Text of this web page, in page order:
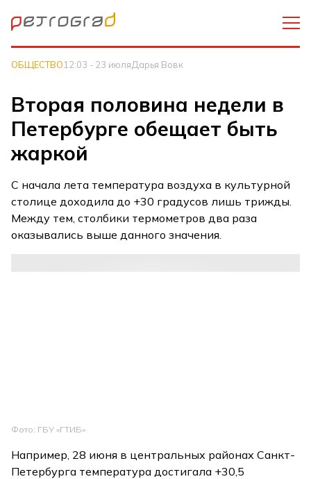
ОБЩЕСТВО12:03 - 23 июляДарья Вовк
Вторая половина недели в
Петербурге обещает быть
жаркой
С начала лета температура воздуха в культурной
столице доходила до +30 градусов лишь трижды.
Между тем, столбики термометров два раза
оказывались выше данного значения.
Фото: ГБУ «ГТИБ»
Например, 28 июня в центральных районах Санкт-
Петербурга температура достигала +30,5